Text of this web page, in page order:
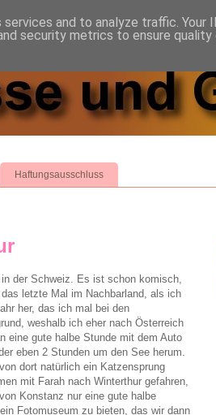
Haftungsausschluss
der Schweiz. Es ist schon komisch,
letzte Mal im Nachbarland, als ich
her, das ich mal bei den
weshalb ich eher nach Österreich
eine gute halbe Stunde mit dem Auto
eben 2 Stunden um den See herum.
dort natürlich ein Katzensprung
mit Farah nach Winterthur gefahren,
Konstanz nur eine gute halbe
Fotomuseum zu bieten, das wir dann
and to analyze traffic. Your
security metrics to ensure